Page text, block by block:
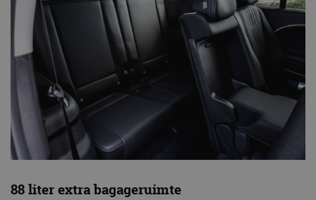
88 liter extra bagageruimte